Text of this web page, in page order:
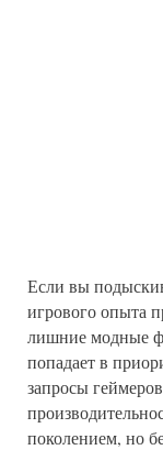
Если вы
игрового опыта
лишние модные
попадает в
запросы
поколением, но